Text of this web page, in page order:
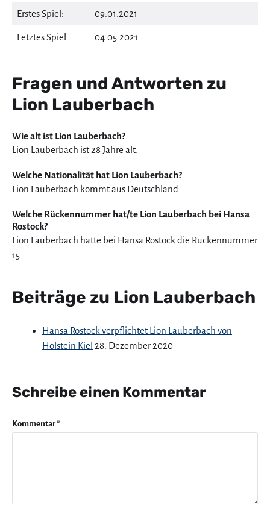
Erstes Spiel: 09.01.2021
Letztes Spiel: 04.05.2021
Fragen und Antworten zu
Lion Lauberbach
Wie alt ist Lion Lauberbach?
Lion Lauberbach ist 28 Jahre alt.
Welche Nationalität hat Lion Lauberbach?
Lion Lauberbach kommt aus Deutschland.
Welche Rückennummer hat/te Lion Lauberbach bei Hansa
Rostock?
Lion Lauberbach hatte bei Hansa Rostock die Rückennummer
15.
Beiträge zu Lion Lauberbach
Hansa Rostock verpflichtet Lion Lauberbach von
Holstein Kiel 28. Dezember 2020
Schreibe einen Kommentar
Kommentar*